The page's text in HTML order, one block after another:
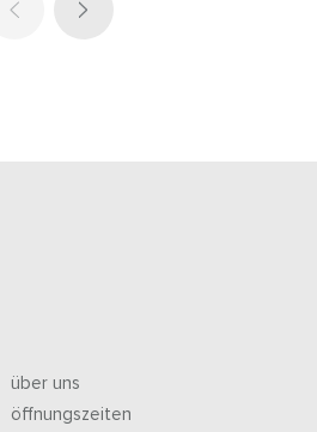
über uns
öffnungszeiten